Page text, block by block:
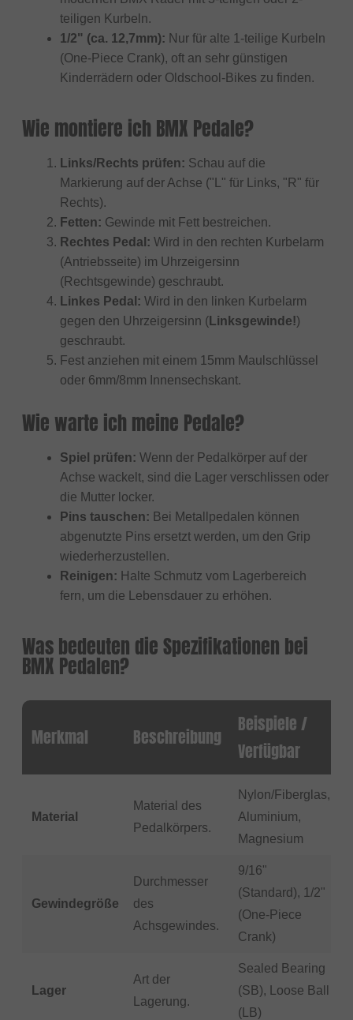
teiligen Kurbeln.
1/2" (ca. 12,7mm): Nur für alte 1-teilige Kurbeln
(One-Piece Crank), oft an sehr günstigen
Kinderrädern oder Oldschool-Bikes zu finden.
Wie montiere ich BMX Pedale?
Links/Rechts prüfen: Schau auf die
Markierung auf der Achse ("L" für Links, "R" für
Rechts).
Fetten: Gewinde mit Fett bestreichen.
Rechtes Pedal: Wird in den rechten Kurbelarm
(Antriebsseite) im Uhrzeigersinn
(Rechtsgewinde) geschraubt.
Linkes Pedal: Wird in den linken Kurbelarm
gegen den Uhrzeigersinn ( Linksgewinde!)
geschraubt.
Fest anziehen mit einem 15mm Maulschlüssel
oder 6mm/8mm Innensechskant.
Wie warte ich meine Pedale?
Spiel prüfen: Wenn der Pedalkörper auf der
Achse wackelt, sind die Lager verschlissen oder
die Mutter locker.
Pins tauschen: Bei Metallpedalen können
abgenutzte Pins ersetzt werden, um den Grip
wiederherzustellen.
Reinigen: Halte Schmutz vom Lagerbereich
fern, um die Lebensdauer zu erhöhen.
Was bedeuten die Spezifikationen bei
BMX Pedalen?
Merkmal Beschreibung
Beispiele /
Verfügbar
Material
Material des
Pedalkörpers.
Nylon/Fiberglas,
Aluminium,
Magnesium
Gewindegröße
Durchmesser
des
Achsgewindes.
9/16"
(Standard), 1/2"
(One-Piece
Crank)
Lager
Art der
Lagerung.
Sealed Bearing
(SB), Loose Ball
(LB)